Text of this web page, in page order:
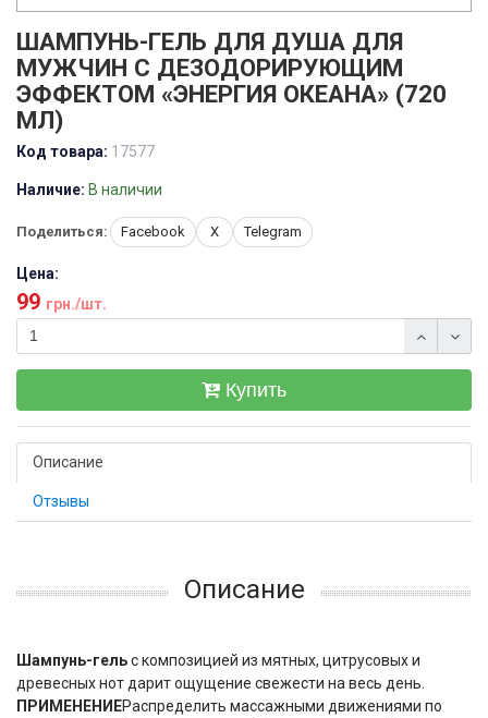
ШАМПУНЬ-ГЕЛЬ ДЛЯ ДУША ДЛЯ
МУЖЧИН С ДЕЗОДОРИРУЮЩИМ
ЭФФЕКТОМ «ЭНЕРГИЯ ОКЕАНА» (720
МЛ)
Код товара: 17577
Наличие: В наличии
Поделиться: Facebook X Telegram
Цена:
99 грн./шт.
Купить
Описание
Отзывы
Описание
Шампунь-гельс композицией из мятных, цитрусовых и
древесных нот дарит ощущение свежести на весь день.
ПРИМЕНЕНИЕРаспределить массажными движениями по